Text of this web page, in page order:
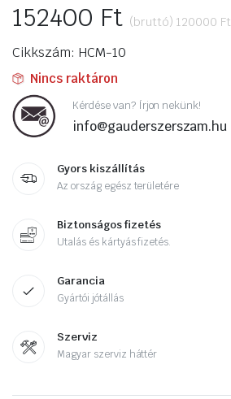
152400 Ft (bruttó) 120000 Ft
Cikkszám: HCM-10
Nincs raktáron
Kérdése van? Írjon nekünk!
info@gauderszerszam.hu
Gyors kiszállítás
Az ország egész területére
Biztonságos fizetés
Utalás és kártyás fizetés.
Garancia
Gyártói jótállás
Szerviz
Magyar szerviz háttér